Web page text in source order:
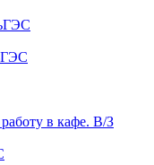
в кафе. В/З